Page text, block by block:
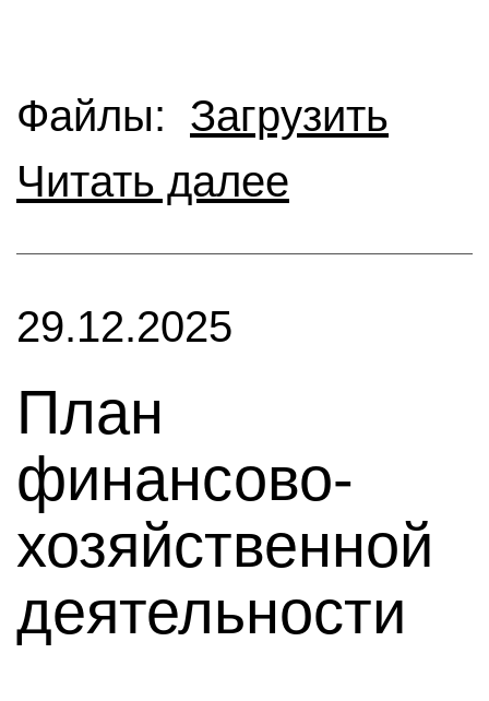
Файлы: Загрузить
Читать далее
29.12.2025
План
финансово-
хозяйственной
деятельности